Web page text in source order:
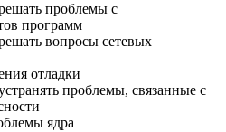
проблемы с
программ
вопросы сетевых
отладки
проблемы, связанные с
ядра